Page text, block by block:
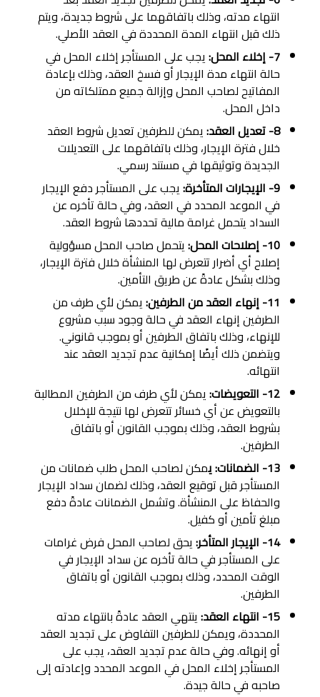
انتهاء مدته، وذلك باتفاقهما على شروط جديدة، ويتم
ذلك قبل انتهاء المدة المحددة في العقد الأصلي.
7- إخلاء المحل:
يجب على المستأجر إخلاء المحل في
حالة انتهاء مدة الإيجار أو فسخ العقد، وذلك بإعادة
المفاتيح لصاحب المحل وإزالة جميع ممتلكاته من
داخل المحل.
8- تعديل العقد:
يمكن للطرفين تعديل شروط العقد
خلال فترة الإيجار، وذلك باتفاقهما على التعديلات
الجديدة وتوثيقها في مستند رسمي.
9- الإيجارات المتأخرة:
يجب على المستأجر دفع الإيجار
في الموعد المحدد في العقد، وفي حالة تأخره عن
السداد يتحمل غرامة مالية تحددها شروط العقد.
10- إصلاحات المحل:
يتحمل صاحب المحل مسؤولية
إصلاح أي أضرار تتعرض لها المنشأة خلال فترة الإيجار،
وذلك بشكل عادةً عن طريق التأمين.
11- إنهاء العقد من الطرفين:
يمكن لأي طرف من
الطرفين إنهاء العقد في حالة وجود سبب مشروع
للإنهاء، وذلك باتفاق الطرفين أو بموجب قانوني.
ويتضمن ذلك أيضًا إمكانية عدم تجديد العقد عند
انتهائه.
12- التعويضات:
يمكن لأي طرف من الطرفين المطالبة
بالتعويض عن أي خسائر تتعرض لها نتيجة للإخلال
بشروط العقد، وذلك بموجب القانون أو باتفاق
الطرفين.
13- الضمانات: ي
مكن لصاحب المحل طلب ضمانات من
المستأجر قبل توقيع العقد، وذلك لضمان سداد الإيجار
والحفاظ على المنشأة. وتشمل الضمانات عادةً دفع
مبلغ تأمين أو كفيل.
14- الإيجار المتأخر:
يحق لصاحب المحل فرض غرامات
على المستأجر في حالة تأخره عن سداد الإيجار في
الوقت المحدد، وذلك بموجب القانون أو باتفاق
الطرفين.
15- انتهاء العقد:
ينتهي العقد عادةً بانتهاء مدته
المحددة، ويمكن للطرفين التفاوض على تجديد العقد
أو إنهائه. وفي حالة عدم تجديد العقد، يجب على
المستأجر إخلاء المحل في الموعد المحدد وإعادته إلى
صاحبه في حالة جيدة.